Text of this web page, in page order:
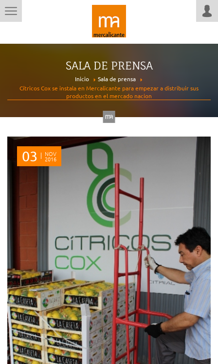
SALA DE PRENSA
Inicio
Sala de prensa
Cítricos Cox se instala en Mercalicante para empezar a distribuir sus
productos en el mercado nacion
03 NOV
2016